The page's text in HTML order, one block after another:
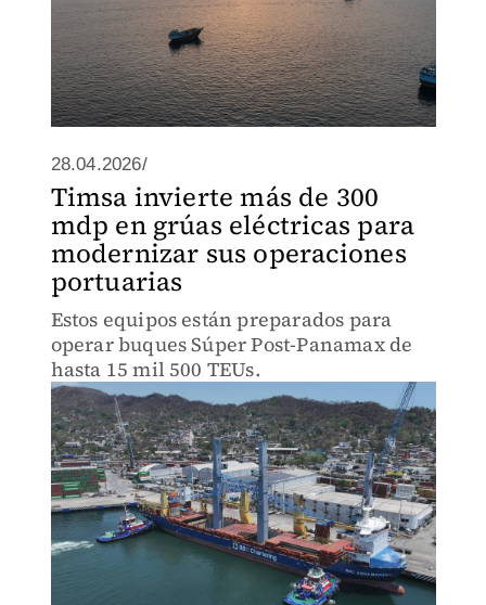
28.04.2026/
Timsa invierte más de 300
mdp en grúas eléctricas para
modernizar sus operaciones
portuarias
Estos equipos están preparados para
operar buques Súper Post-Panamax de
hasta 15 mil 500 TEUs.